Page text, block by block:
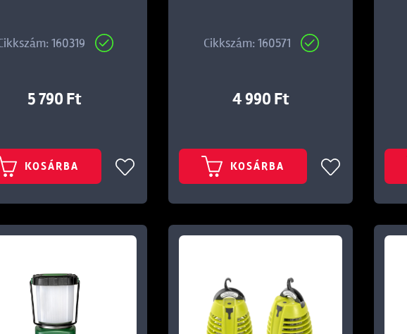
160319
5 790 Ft
KOSÁRBA
Cikkszám: 160571
4 990 Ft
KOSÁRBA